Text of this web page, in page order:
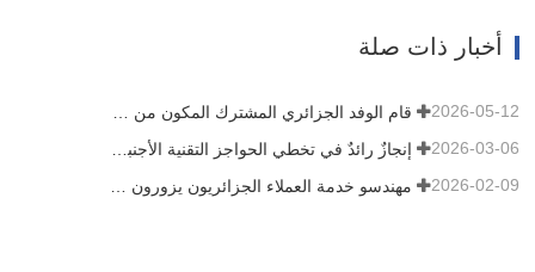
الثقوب الدقيقة بالتساوي عبر الشريط بأكمله.
عند الانتهاء من…
أخبار ذات صلة
2026-05-12
2026-03-06
مهندسو خدمة العملاء الجزائريون يزورون ورشة عمل HWYAA لتبادل الخبرات الفنية 2026-02-09